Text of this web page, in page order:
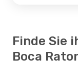
Finde Sie
Boca